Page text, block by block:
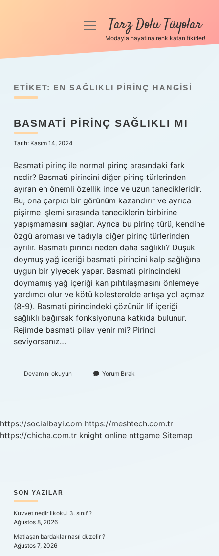
Anasayfa
Yasal Uyarı
Hakkımızda
menüyüTarz Dolu Tüyolar
Modayla hayatına renk katan fikirler!
ETIKET: EN SAĞLIKLI PIRINÇ HANGISI
BASMATI PIRINÇ SAĞLIKLI MI
Tarih: Kasım 14, 2024
Basmati pirinç ile normal pirinç arasındaki fark
nedir? Basmati pirincini diğer pirinç türlerinden
ayıran en önemli özellik ince ve uzun tanecikleridir.
Bu, ona çarpıcı bir görünüm kazandırır ve ayrıca
pişirme işlemi sırasında taneciklerin birbirine
yapışmamasını sağlar. Ayrıca bu pirinç türü, kendine
özgü aroması ve tadıyla diğer pirinç türlerinden
ayrılır. Basmati pirinci neden daha sağlıklı? Düşük
doymuş yağ içeriği basmati pirincini kalp sağlığına
uygun bir yiyecek yapar. Basmati pirincindeki
doymamış yağ içeriği kan pıhtılaşmasını önlemeye
yardımcı olur ve kötü kolesterolde artışa yol açmaz
(8-9). Basmati pirincindeki çözünür lif içeriği
sağlıklı bağırsak fonksiyonuna katkıda bulunur.
Rejimde basmati pilav yenir mi? Pirinci
seviyorsanız…
Devamını okuyun
Pirinç
Yorum Bırak
https://socialbayi.com https://meshtech.com.tr
https://chicha.com.tr knight online nttgame Sitemap
SIDEBAR
SON YAZILAR
Kuvvet nedir ilkokul 3. sınıf ?
Ağustos 8, 2026
Matlaşan bardaklar nasıl düzelir ?
Ağustos 7, 2026